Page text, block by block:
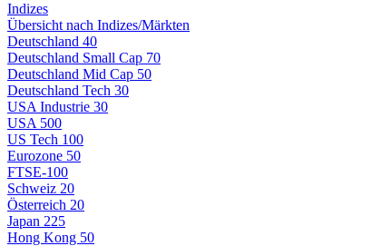
Indizes
Übersicht nach Indizes/Märkten
Deutschland 40
Deutschland Small Cap 70
Deutschland Mid Cap 50
Deutschland Tech 30
USA Industrie 30
USA 500
US Tech 100
Eurozone 50
FTSE-100
Schweiz 20
Österreich 20
Japan 225
Hong Kong 50